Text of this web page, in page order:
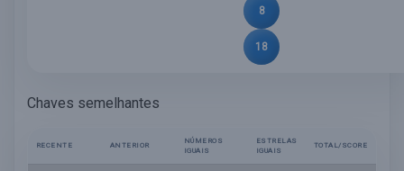
8
18
Chaves semelhantes
RECENTE ANTERIOR
NÚMEROS
IGUAIS
ESTRELAS
IGUAIS
TOTAL/SCORE